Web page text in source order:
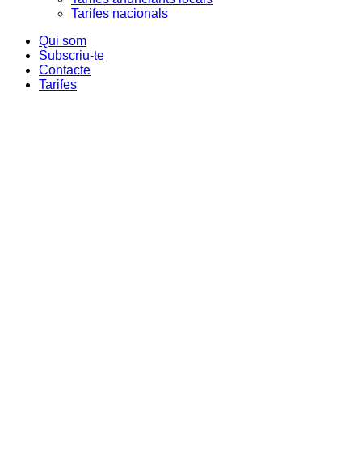
Tarifes nacionals
Qui som
Subscriu-te
Contacte
Tarifes